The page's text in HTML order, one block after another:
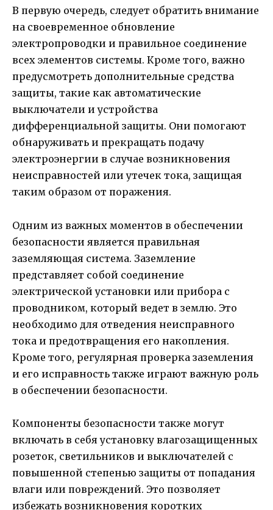
В первую очередь, следует обратить внимание
на своевременное обновление
электропроводки и правильное соединение
всех элементов системы. Кроме того, важно
предусмотреть дополнительные средства
защиты, такие как автоматические
выключатели и устройства
дифференциальной защиты. Они помогают
обнаруживать и прекращать подачу
электроэнергии в случае возникновения
неисправностей или утечек тока, защищая
таким образом от поражения.
Одним из важных моментов в обеспечении
безопасности является правильная
заземляющая система. Заземление
представляет собой соединение
электрической установки или прибора с
проводником, который ведет в землю. Это
необходимо для отведения неисправного
тока и предотвращения его накопления.
Кроме того, регулярная проверка заземления
и его исправность также играют важную роль
в обеспечении безопасности.
Компоненты безопасности также могут
включать в себя установку влагозащищенных
розеток, светильников и выключателей с
повышенной степенью защиты от попадания
влаги или повреждений. Это позволяет
избежать возникновения коротких